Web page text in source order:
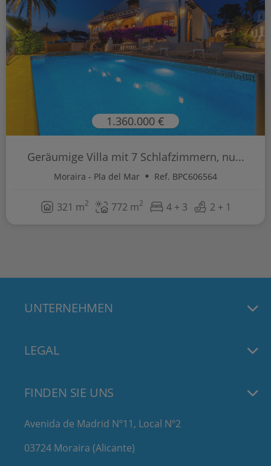
1.360.000 €
Geräumige Villa mit 7 Schlafzimmern, nu...
Moraira - Pla del Mar Ref. BPC606564
321 m2 772 m2 4 + 3 2 + 1
UNTERNEHMEN
LEGAL
FINDEN SIE UNS
Avenida de Madrid Nº11, Local Nº2
03724 Moraira (Alicante)